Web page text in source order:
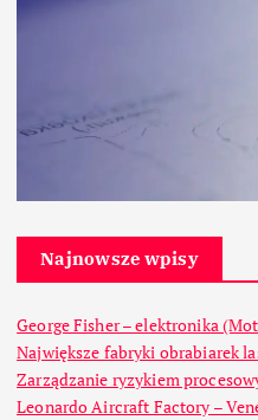
Najnowsze wpisy
George Fisher – elektronika
Największe fabryki obrabiarek
Zarządzanie ryzykiem
Leonardo Aircraft Factory –